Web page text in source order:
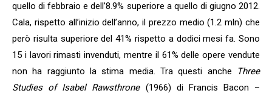
quello di febbraio e dell’8.9% superiore a quello di giugno 2012.
Cala, rispetto all’inizio dell’anno, il prezzo medio (1.2 mln) che
però risulta superiore del 41% rispetto a dodici mesi fa. Sono
15 i lavori rimasti invenduti, mentre il 61% delle opere vendute
non ha raggiunto la stima media. Tra questi anche
Three
Studies of Isabel Rawsthrone(1966) di Francis Bacon –